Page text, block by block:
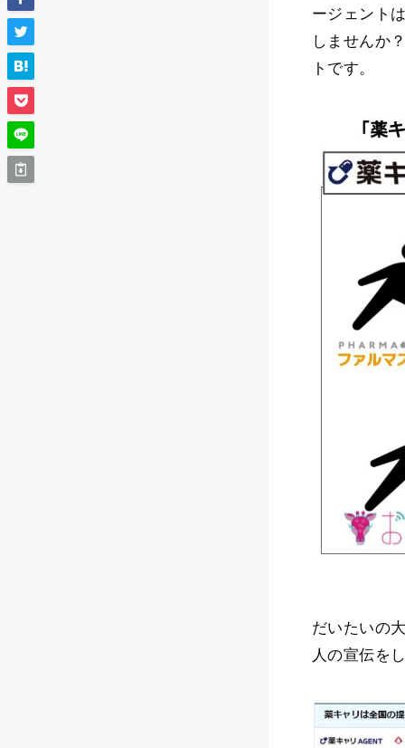
ージェント
しませんか
トです。
だいたいの
人の宣伝を